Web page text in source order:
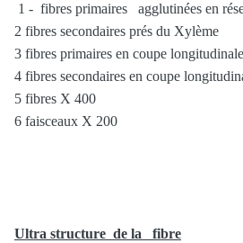
1 - fibres primaires agglutinées en
2 fibres secondaires prés du Xylème
3 fibres primaires en coupe longitudinale
4 fibres secondaires en coupe
5 fibres X 400
6 faisceaux X 200
Ultra structure de la fibre